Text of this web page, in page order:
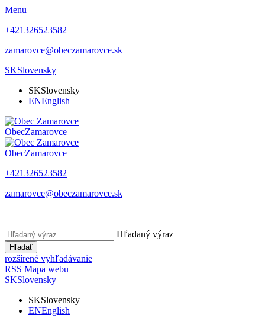
Menu
+421326523582
zamarovce@obeczamarovce.sk
SKSlovensky
SKSlovensky
ENEnglish
ObecZamarovce
ObecZamarovce
+421326523582
zamarovce@obeczamarovce.sk
Hľadaný výraz
Hľadať
rozšírené vyhľadávanie
RSS Mapa webu
SKSlovensky
SKSlovensky
ENEnglish